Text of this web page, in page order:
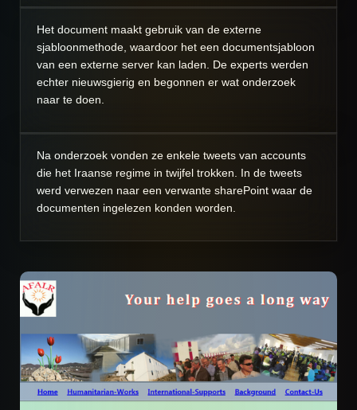
Het document maakt gebruik van de externe
sjabloonmethode, waardoor het een documentsjabloon
van een externe server kan laden. De experts werden
echter nieuwsgierig en begonnen er wat onderzoek
naar te doen.
Na onderzoek vonden ze enkele tweets van accounts
die het Iraanse regime in twijfel trokken. In de tweets
werd verwezen naar een verwante sharePoint waar de
documenten ingelezen konden worden.